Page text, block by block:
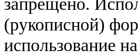
запрещено.
(рукописной)
использование